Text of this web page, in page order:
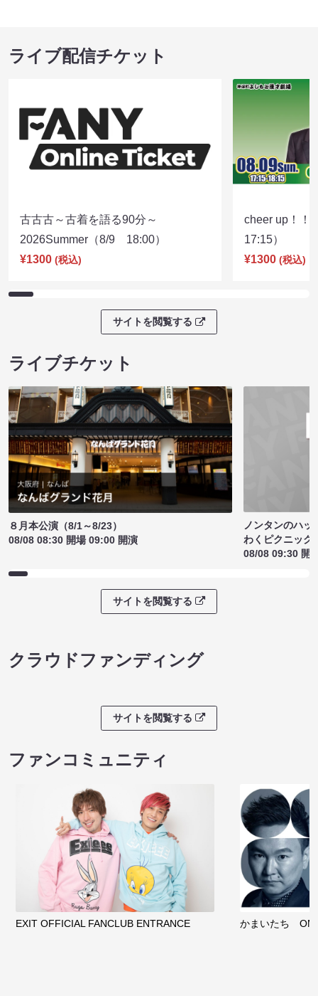
ライブ配信チケット
古古古～古着を語る90分～
2026Summer（8/9 18:00）
¥1300 (税込)
cheer up！
17:15）
¥1300 (税込)
サイトを閲覧する
ライブチケット
８月本公演（8/1～8/23）
08/08 08:30 開場 09:00 開演
ノンタンのハッ
わくピクニック
08/08 09:30 開
サイトを閲覧する
クラウドファンディング
サイトを閲覧する
ファンコミュニティ
EXIT OFFICIAL FANCLUB ENTRANCE かまいたち